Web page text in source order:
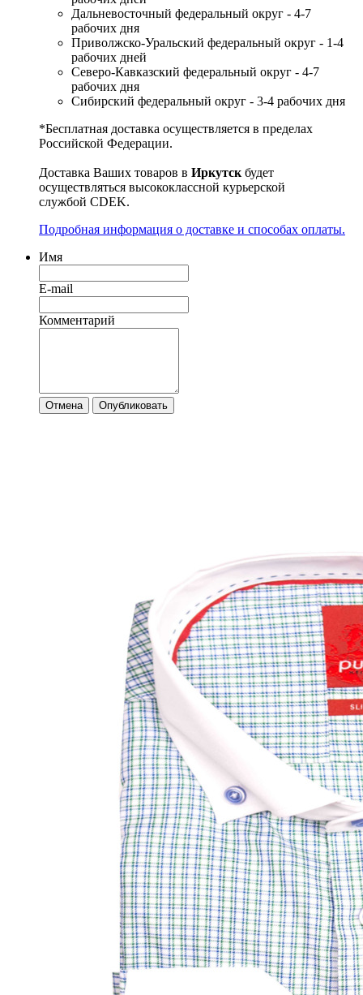
Дальневосточный федеральный округ - 4-7
рабочих дня
Приволжско-Уральский федеральный округ - 1-4
рабочих дней
Северо-Кавказский федеральный округ - 4-7
рабочих дня
Сибирский федеральный округ - 3-4 рабочих дня
*Бесплатная доставка осуществляется в пределах
Российской Федерации.
Доставка Ваших товаров в Иркутскбудет
осуществляться высококлассной курьерской
службой CDEK.
Подробная информация о доставке и способах оплаты.
Имя
E-mail
Комментарий
Отмена Опубликовать